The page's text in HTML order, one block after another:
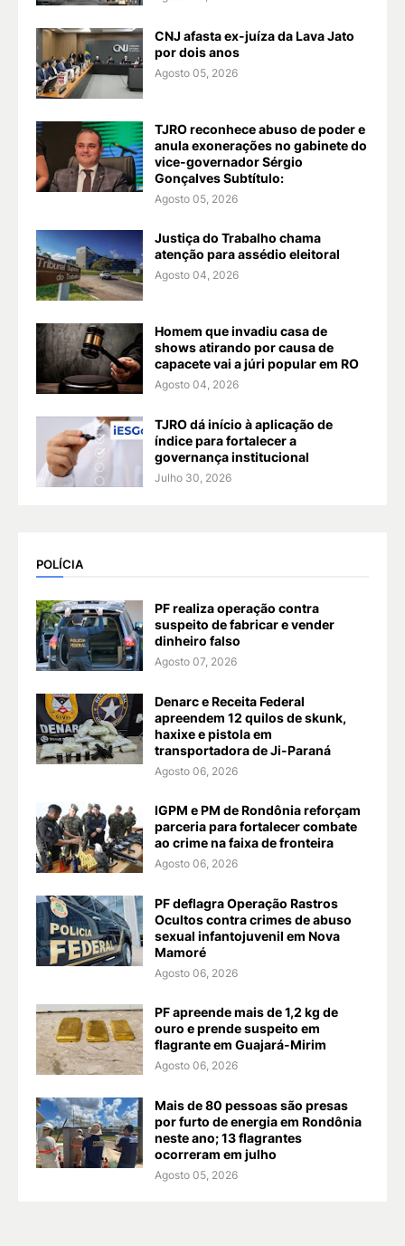
CNJ afasta ex-juíza da Lava Jato
por dois anos
Agosto 05, 2026
TJRO reconhece abuso de poder e
anula exonerações no gabinete do
vice-governador Sérgio
Gonçalves Subtítulo:
Agosto 05, 2026
Justiça do Trabalho chama
atenção para assédio eleitoral
Agosto 04, 2026
Homem que invadiu casa de
shows atirando por causa de
capacete vai a júri popular em RO
Agosto 04, 2026
TJRO dá início à aplicação de
índice para fortalecer a
governança institucional
Julho 30, 2026
POLÍCIA
PF realiza operação contra
suspeito de fabricar e vender
dinheiro falso
Agosto 07, 2026
Denarc e Receita Federal
apreendem 12 quilos de skunk,
haxixe e pistola em
transportadora de Ji-Paraná
Agosto 06, 2026
IGPM e PM de Rondônia reforçam
parceria para fortalecer combate
ao crime na faixa de fronteira
Agosto 06, 2026
PF deflagra Operação Rastros
Ocultos contra crimes de abuso
sexual infantojuvenil em Nova
Mamoré
Agosto 06, 2026
PF apreende mais de 1,2 kg de
ouro e prende suspeito em
flagrante em Guajará-Mirim
Agosto 06, 2026
Mais de 80 pessoas são presas
por furto de energia em Rondônia
neste ano; 13 flagrantes
ocorreram em julho
Agosto 05, 2026